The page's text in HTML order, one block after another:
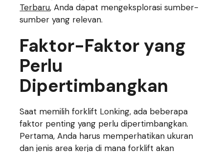
Terbaru, Anda dapat mengeksplorasi sumber-
sumber yang relevan.
Faktor-Faktor yang
Perlu
Dipertimbangkan
Saat memilih forklift Lonking, ada beberapa
faktor penting yang perlu dipertimbangkan.
Pertama, Anda harus memperhatikan ukuran
dan jenis area kerja di mana forklift akan